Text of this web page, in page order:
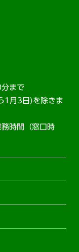
まで
1月3日)を除きま
時間（窓口時